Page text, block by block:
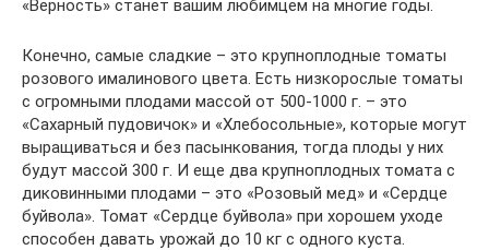
«Верность» станет вашим любимцем на многие годы.
Конечно, самые сладкие – это крупноплодные томаты
розового ималинового цвета. Есть низкорослые томаты
с огромными плодами массой от 500-1000 г. – это
«Сахарный пудовичок» и «Хлебосольные», которые могут
выращиваться и без пасынкования, тогда плоды у них
будут массой 300 г. И еще два крупноплодных томата с
диковинными плодами – это «Розовый мед» и «Сердце
буйвола». Томат «Сердце буйвола» при хорошем уходе
способен давать урожай до 10 кг с одного куста.